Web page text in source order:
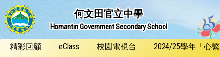
何文田官立中學
Homantin Government Secondary School
精彩回顧 eClass 校園電視台
2024/25學年「心繫